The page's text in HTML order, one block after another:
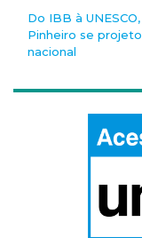
Do IBB à
Pinheiro se
nacional